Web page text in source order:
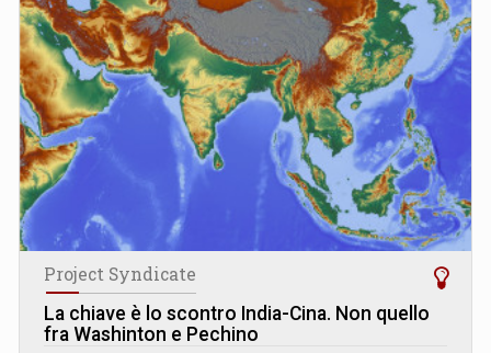
Project Syndicate
La chiave è lo scontro India-Cina. Non quello
fra Washinton e Pechino